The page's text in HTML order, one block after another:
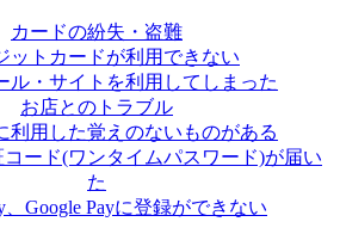
カードの紛失・盗難
ットカードが利用できない
ル・サイトを利用してしまった
お店とのトラブル
利用した覚えのないものがある
ード(ワンタイムパスワード)が届い
た
、Google Payに登録ができない